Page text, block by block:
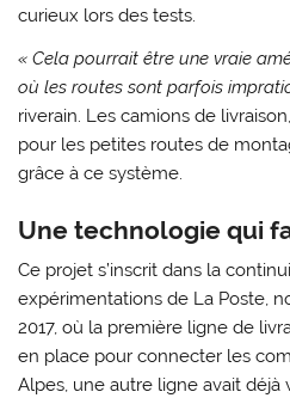
curieux lors des tests.
« Cela pourrait être une vraie
où les routes sont parfois
riverain. Les camions de
pour les petites routes de
grâce à ce système.
Une technologie qui
Ce projet s’inscrit dans la
expérimentations de La Poste,
2017, où la première ligne de
en place pour connecter les
Alpes, une autre ligne avait déjà